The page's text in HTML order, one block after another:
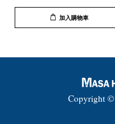
加入購物車
Copyright